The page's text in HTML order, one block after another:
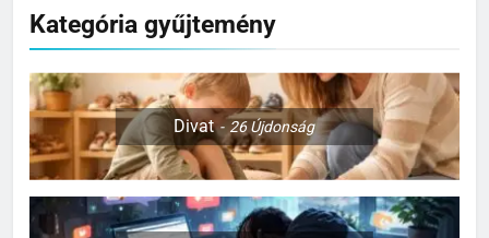
Kategória gyűjtemény
Divat 26Újdonság